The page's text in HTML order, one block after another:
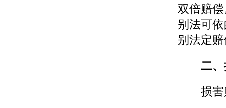
双倍赔
别法可
别法定
二
损害赔